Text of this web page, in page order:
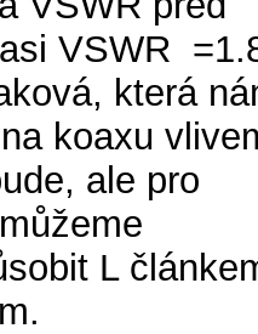
VSWR
která
koaxu
ale pro
L